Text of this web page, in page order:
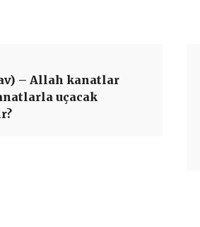
– Allah kanatlar
uçacak